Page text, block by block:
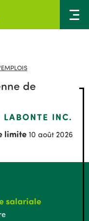
de
INC.
limite 10 août 2026
salariale